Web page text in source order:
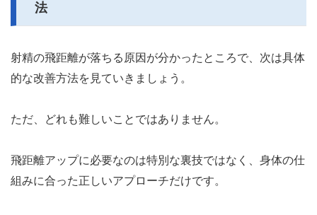
法
射精の飛距離が落ちる原因が分かったところで、次は具体
的な改善方法を見ていきましょう。
ただ、どれも難しいことではありません。
飛距離アップに必要なのは特別な裏技ではなく、身体の仕
組みに合った正しいアプローチだけです。